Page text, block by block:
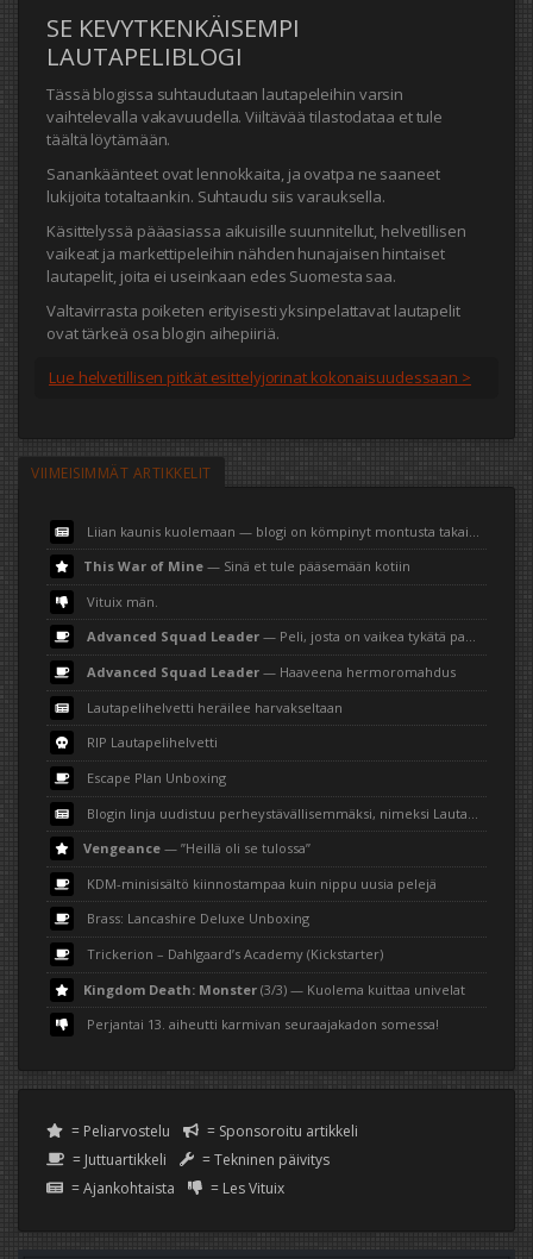
SE KEVYTKENKÄISEMPI
LAUTAPELIBLOGI
Tässä blogissa suhtaudutaan lautapeleihin varsin
vaihtelevalla vakavuudella. Viiltävää tilastodataa et tule
täältä löytämään.
Sanankäänteet ovat lennokkaita, ja ovatpa ne saaneet
lukijoita totaltaankin. Suhtaudu siis varauksella.
Käsittelyssä pääasiassa aikuisille suunnitellut, helvetillisen
vaikeat ja markettipeleihin nähden hunajaisen hintaiset
lautapelit, joita ei useinkaan edes Suomesta saa.
Valtavirrasta poiketen erityisesti yksinpelattavat lautapelit
ovat tärkeä osa blogin aihepiiriä.
Lue helvetillisen pitkät esittelyjorinat kokonaisuudessaan >
VIIMEISIMMÄT ARTIKKELIT
Liian kaunis kuolemaan — blogi on kömpinyt montusta takaisin
This War of Mine — Sinä et tule pääsemään kotiin
Vituix män.
Advanced Squad Leader — Peli, josta on vaikea tykätä paperilla
Advanced Squad Leader — Haaveena hermoromahdus
Lautapelihelvetti heräilee harvakseltaan
RIP Lautapelihelvetti
Escape Plan Unboxing
Blogin linja uudistuu perheystävällisemmäksi, nimeksi Lautapelihemmetti
Vengeance — ”Heillä oli se tulossa”
KDM-minisisältö kiinnostampaa kuin nippu uusia pelejä
Brass: Lancashire Deluxe Unboxing
Trickerion – Dahlgaard’s Academy (Kickstarter)
Kingdom Death: Monster (3/3) — Kuolema kuittaa univelat
Perjantai 13. aiheutti karmivan seuraajakadon somessa!
= Peliarvostelu
= Sponsoroitu artikkeli
= Juttuartikkeli
= Tekninen päivitys
= Ajankohtaista
= Les Vituix